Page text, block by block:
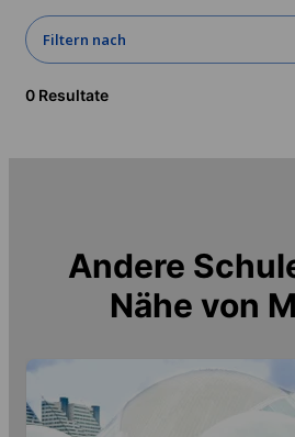
Filtern nach
0 Resultate
Andere
Nähe von